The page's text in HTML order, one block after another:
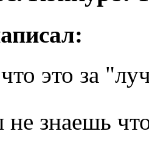
это за
знаешь